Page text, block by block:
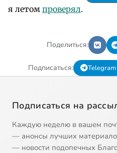
я летом проверял.
Поделиться:
Подписаться: Telegram
Подписаться на
Каждую неделю в вашем
— анонсы лучших
— новости подопечных